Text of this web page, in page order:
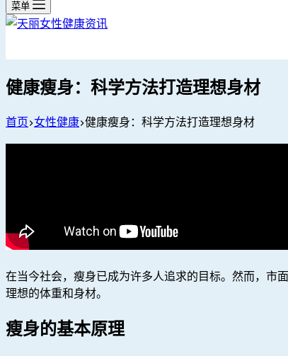
菜单
健康瘦身：科学方法打造理想身材
首页 女性健康 健康瘦身：科学方法打造理想身材
在当今社会，瘦身已成为许多人追求的目标。然而，市
理想的体重和身材。
瘦身的基本原理